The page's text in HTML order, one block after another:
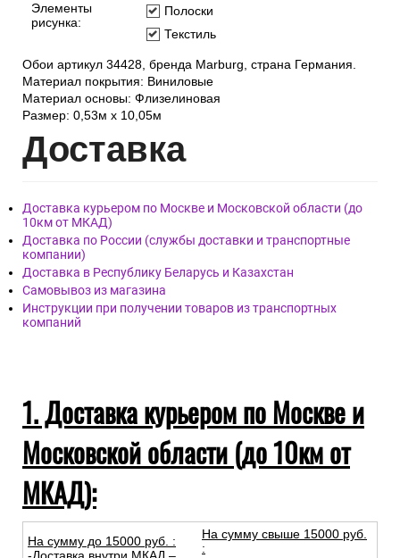
Элементы
рисунка:
Полоски
Текстиль
Обои артикул 34428, бренда Marburg, страна Германия.
Материал покрытия: Виниловые
Материал основы: Флизелиновая
Размер: 0,53м x 10,05м
Доставка
Доставка курьером по Москве и Московской области (до
10км от МКАД)
Доставка по России (службы доставки и транспортные
компании)
Доставка в Республику Беларусь и Казахстан
Самовывоз из магазина
Инструкции при получении товаров из транспортных
компаний
1. Доставка курьером по Москве и
Московской области (до 10км от
МКАД):
На сумму до 15000 руб. :
На сумму свыше 15000 руб.
: